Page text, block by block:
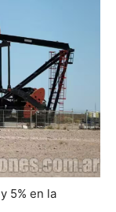
5% en la